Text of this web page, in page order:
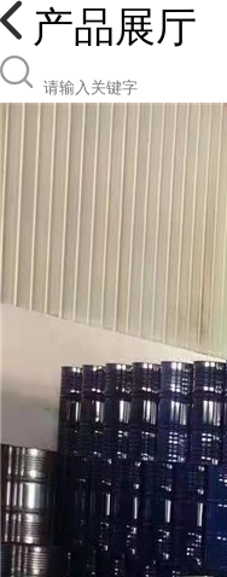
产品展厅